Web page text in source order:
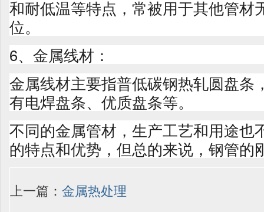
和耐低温等特点，常被用于其他管材
位。
6、金属线材：
金属线材主要指普低碳钢热轧圆盘条
有电焊盘条、优质盘条等。
不同的金属管材，生产工艺和用途也
的特点和优势，但总的来说，钢管的
上一篇： 金属热处理